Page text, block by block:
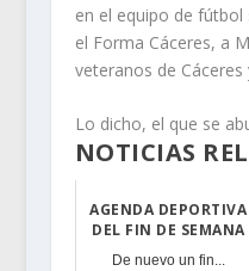
en el equipo de
el Forma Cáceres, a
veteranos de
Lo dicho, el que se
NOTICIAS
AGENDA DEPORTIVA
DEL FIN DE SEMANA
De nuevo un fin...